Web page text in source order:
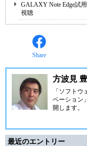
GALAXY Note Edge試
視聴
Share
方波見 豊
「ソフト
ベーション
開します。
最近のエントリー